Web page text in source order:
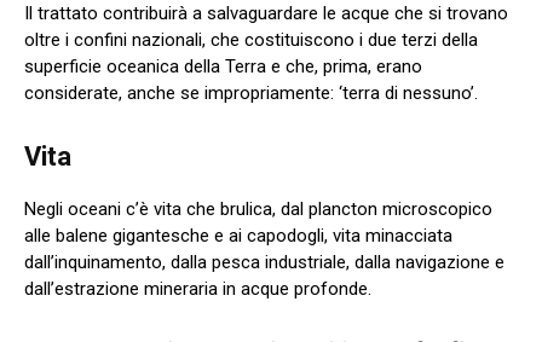
Il trattato contribuirà a salvaguardare le acque che si trovano
oltre i confini nazionali, che costituiscono i due terzi della
superficie oceanica della Terra e che, prima, erano
considerate, anche se impropriamente: ‘terra di nessuno’.
Vita
Negli oceani c’è vita che brulica, dal plancton microscopico
alle balene gigantesche e ai capodogli, vita minacciata
dall’inquinamento, dalla pesca industriale, dalla navigazione e
dall’estrazione mineraria in acque profonde.